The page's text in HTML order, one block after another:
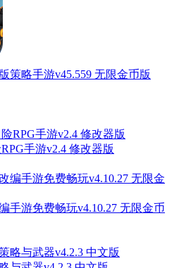
策略手游v45.559 无限金币版
手游v2.4 修改器版
手游免费畅玩v4.10.27 无限金币